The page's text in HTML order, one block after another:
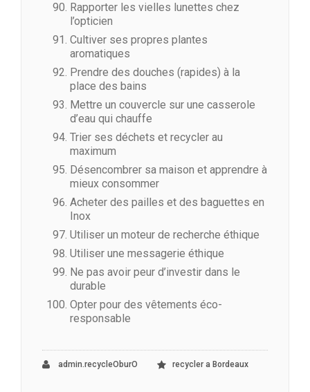
Rapporter les vielles lunettes chez
l’opticien
Cultiver ses propres plantes
aromatiques
Prendre des douches (rapides) à la
place des bains
Mettre un couvercle sur une casserole
d’eau qui chauffe
Trier ses déchets et recycler au
maximum
Désencombrer sa maison et apprendre à
mieux consommer
Acheter des pailles et des baguettes en
Inox
Utiliser un moteur de recherche éthique
Utiliser une messagerie éthique
Ne pas avoir peur d’investir dans le
durable
Opter pour des vêtements éco-
responsable
admin.recycleOburO recycler a Bordeaux